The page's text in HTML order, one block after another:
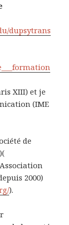
dupsytrans
XIII) et je
(IME
de
2000)
).